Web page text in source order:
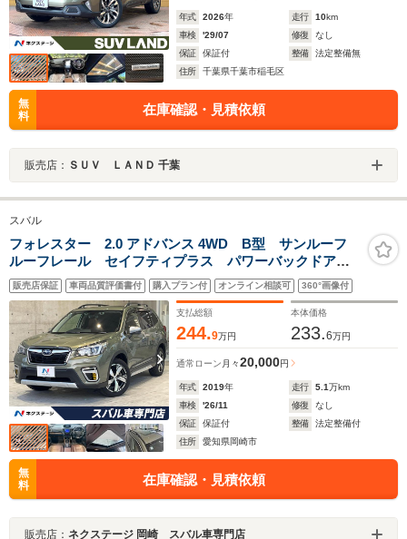
年式 2026年 走行 10km
車検
'29/07 修復
なし
保証
保証付 整備
法定整備無
住所
千葉県千葉市稲毛区
無
料
在庫確認・見積依頼
販売店： ＳＵＶ ＬＡＮＤ 千葉
スバル
フォレスター 2.0 アドバンス 4WD B型 サンルーフ
ルーフレール セイフティプラス パワーバックドア
禁煙車 純正8型SDナビ フロント＆サイド＆バックカ
メラ ETC ドラレコ LEDヘッド スマートキー シ
ートヒーター RAB
販売店保証 車両品質評価書付 購入プラン付 オンライン相談可 360°画像付
支払総額
244.9万円
本体価格
233.6万円
通常ローン 月々20,000円
年式 2019年 走行 5.1万km
車検
'26/11 修復
なし
保証
保証付 整備
法定整備付
住所
愛知県岡崎市
無
料
在庫確認・見積依頼
販売店： ネクステージ 岡崎 スバル車専門店